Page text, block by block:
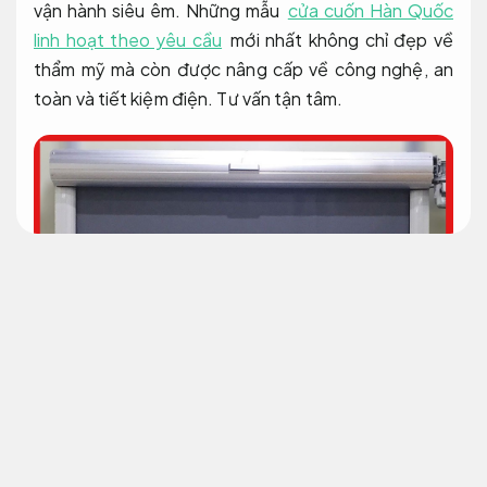
vận hành siêu êm. Những mẫu cửa cuốn Hàn Quốc
linh hoạt theo yêu cầu mới nhất không chỉ đẹp về
thẩm mỹ mà còn được nâng cấp về công nghệ, an
toàn và tiết kiệm điện. Tư vấn tận tâm.